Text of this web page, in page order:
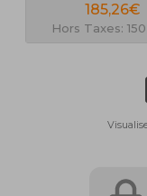
185,26€
Hors Taxes: